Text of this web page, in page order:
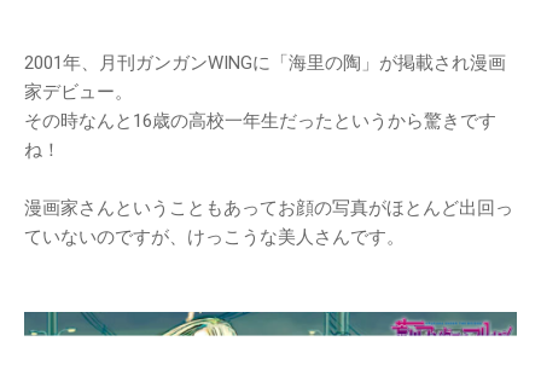
2001年、月刊ガンガンWINGに「海里の陶」が掲載され漫画
家デビュー。
その時なんと16歳の高校一年生だったというから驚きです
ね！
漫画家さんということもあってお顔の写真がほとんど出回っ
ていないのですが、けっこうな美人さんです。